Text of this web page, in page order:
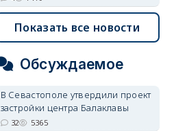
Показать все новости
Обсуждаемое
В Севастополе утвердили проект
застройки центра Балаклавы
32 5365